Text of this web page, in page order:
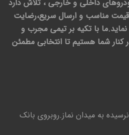
داخلی و خارجی ، تلاش دارد
مناسب و ارسال سریع،رضایت
با تکیه بر تیمی مجرب و
کنار شما هستیم تا انتخابی مطمئن
به میدان نماز.روبروی بانک